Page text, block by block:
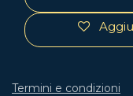
Termini e condizioni